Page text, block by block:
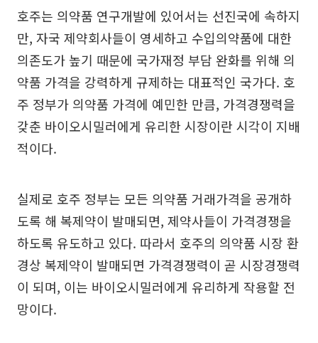
호주는 의약품 연구개발에 있어서는 선진국에 속하지
만, 자국 제약회사들이 영세하고 수입의약품에 대한
의존도가 높기 때문에 국가재정 부담 완화를 위해 의
약품 가격을 강력하게 규제하는 대표적인 국가다. 호
주 정부가 의약품 가격에 예민한 만큼, 가격경쟁력을
갖춘 바이오시밀러에게 유리한 시장이란 시각이 지배
적이다.
실제로 호주 정부는 모든 의약품 거래가격을 공개하
도록 해 복제약이 발매되면, 제약사들이 가격경쟁을
하도록 유도하고 있다. 따라서 호주의 의약품 시장 환
경상 복제약이 발매되면 가격경쟁력이 곧 시장경쟁력
이 되며, 이는 바이오시밀러에게 유리하게 작용할 전
망이다.